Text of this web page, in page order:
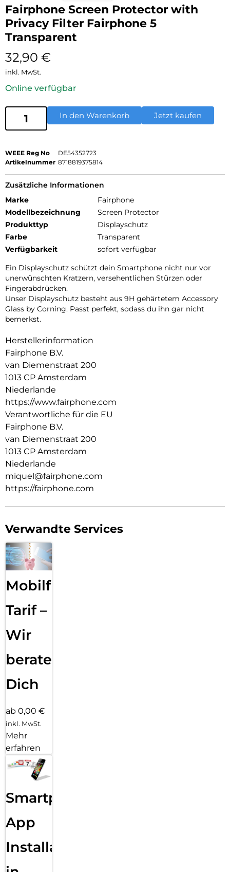
Fairphone Screen Protector with
Privacy Filter Fairphone 5
Transparent
32,90 €
inkl. MwSt.
Online verfügbar
In den Warenkorb Jetzt kaufen
WEEE Reg No
DE54352723
Artikelnummer 8718819375814
Zusätzliche Informationen
Marke
Fairphone
Modellbezeichnung
Screen Protector
Produkttyp
Displayschutz
Farbe
Transparent
Verfügbarkeit
sofort verfügbar
Ein Displayschutz schützt dein Smartphone nicht nur vor
unerwünschten Kratzern, versehentlichen Stürzen oder
Fingerabdrücken.
Unser Displayschutz besteht aus 9H gehärtetem Accessory
Glass by Corning. Passt perfekt, sodass du ihn gar nicht
bemerkst.
Herstellerinformation
Fairphone B.V.
van Diemenstraat 200
1013 CP Amsterdam
Niederlande
https://www.fairphone.com
Verantwortliche für die EU
Fairphone B.V.
van Diemenstraat 200
1013 CP Amsterdam
Niederlande
miquel@fairphone.com
https://fairphone.com
Verwandte Services
Mobilfunk
Tarif –
Wir
beraten
Dich
ab 0,00 €
inkl. MwSt.
Mehr
erfahren
Smartphone
App
Installation